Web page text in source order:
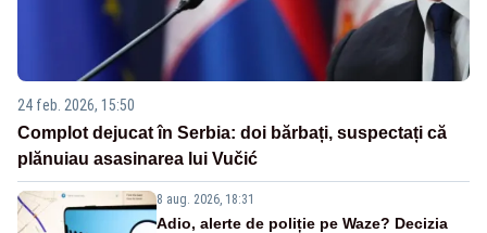
24 feb. 2026, 15:50
Complot dejucat în Serbia: doi bărbați, suspectați că
plănuiau asasinarea lui Vučić
8 aug. 2026, 18:31
Adio, alerte de poliție pe Waze? Decizia